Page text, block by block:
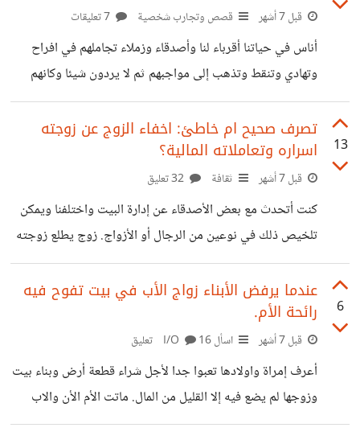
الإله ولا حتى مفوض من قبل شعب فنزويلا نفسه! الحقيقة أن ما
قام به ترامب بعد سابقة في عالم السياسة الحديثة في ظل
القوانين الدولية المتفق عليها بعد
قبل 7 أشهر قصص وتجارب شخصية
أناس في حياتنا أقرباء لنا وأصدقاء وزملاء تجاملهم في افراح
وتهادي وتنقط وتذهب إلى مواجبهم ثم لا يردون شيئا وكانهم
ليسوا هناك! ثم عندما تعتب تجد الرد جاهز بمعلش أنهم لم
يفرغوا من مهماتهم وربما أحوالهم وظروفهم لا تسمح.....الخ
13
تصرف صحيح ام خاطئ: اخفاء الزوج عن زوجته
اسراره وتعاملاته المالية؟
قبل 7 أشهر ثقافة
كنت أتحدث مع بعض الأصدقاء عن إدارة البيت واختلفنا ويمكن
تلخيص ذلك في نوعين من الرجال أو الأزواج. زوج يطلع زوجته
على كل ما يملك من أموال و أصول وحتى مشاريع يخطط لها
فيشركها في إتخاذ القرار وبين زوج آخر يدير البيت كله ويتحمل
مسئولية كل شييء ولا يطلع زوجته على حياته المالية بكاملها؛
فطالما كل ما تريده متوفر وتحيا حياة كريمة فلا شأن لها بما
يخطط له من مشاريع مثل شراء قطعة أرض أو بناء بيت او حتى
زيادة
6
عندما يرفض الأبناء زواج الأب في بيت تفوح فيه
رائحة الأم.
قبل 7 أشهر اسأل I/O16 تعليق
أعرف إمراة واولادها تعبوا جدا لأجل شراء قطعة أرض وبناء بيت
وزوجها لم يضع فيه إلا القليل من المال. ماتت الأم الأن والاب
يريد أن يتزوج ويخشى اولاده أن ينجب ويشاركهم في ميراث